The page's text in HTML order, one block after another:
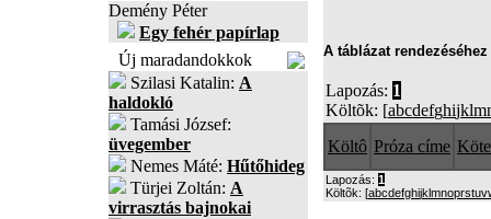
Demény Péter
Egy fehér papírlap
Új maradandokkok
Szilasi Katalin: A
haldokló
Tamási József:
üvegember
Nemes Máté: Hűtőhideg
Türjei Zoltán: A
virrasztás bajnokai
A táblázat
Lapozás: 1
Költõk: [abcdefghijklm
Költô Próza címe
Lapozás: 1
Költõk: [abcdefghijklmnoprstuv